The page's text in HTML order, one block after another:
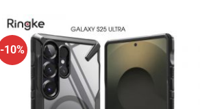
-10%